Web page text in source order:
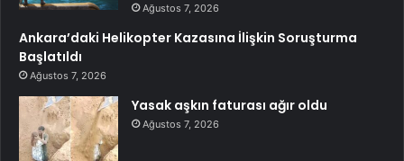
Ağustos 7, 2026
Ankara’daki Helikopter Kazasına İlişkin Soruşturma
Başlatıldı
Ağustos 7, 2026
Yasak aşkın faturası ağır oldu
Ağustos 7, 2026